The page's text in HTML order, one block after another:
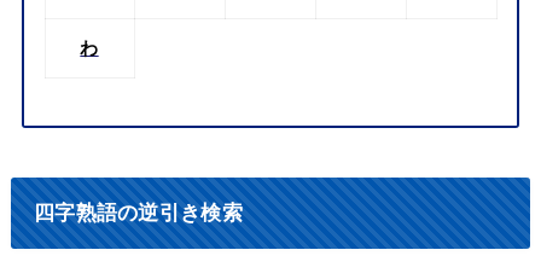
わ
四字熟語の逆引き検索